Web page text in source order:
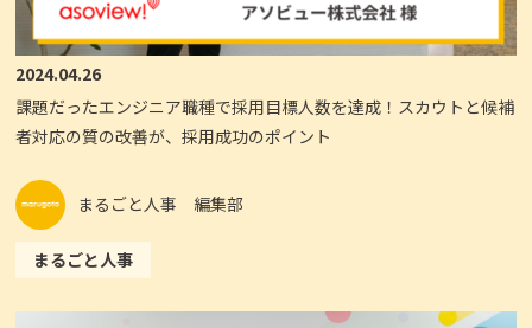
2024.04.26
課題だったエンジニア職種で採用目標人数を達成！スカウトと候補
者対応の質の改善が、採用成功のポイント
まるごと人事 編集部
まるごと人事